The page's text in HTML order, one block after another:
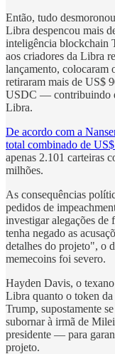
Então, tudo
Libra despencou mais
inteligência blockchain
aos criadores da Libra
lançamento, colocaram
retiraram mais de US$
USDC — contribuindo
Libra.
De acordo com a
total combinado de
apenas 2.101 carteiras
milhões.
As consequências
pedidos de
investigar alegações de
tenha negado as
detalhes do projeto", o
memecoins foi severo.
Hayden Davis, o
Libra quanto o token
Trump, supostamente
subornar à irmã de
presidente — para
projeto.